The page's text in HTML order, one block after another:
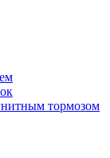
тормозом